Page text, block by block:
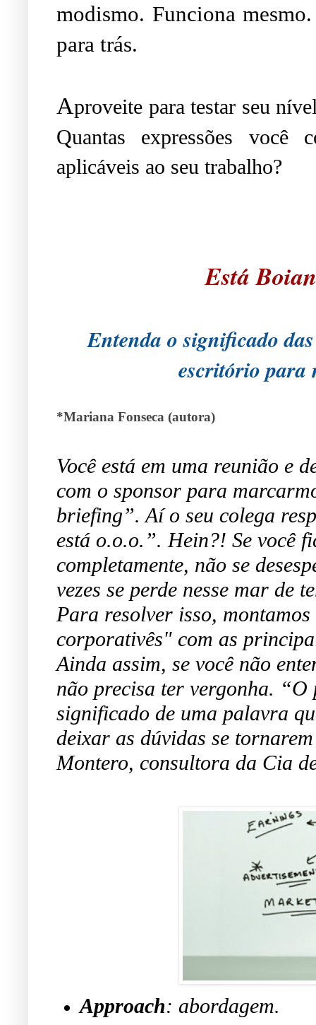
modismo. Funciona
para trás.
Aproveite para testar seu
Quantas expressões você
aplicáveis ao seu trabalho?
Está
Entenda o significado
escritório para
*Mariana Fonseca (autora)
Você está em uma reunião e
com o sponsor para
briefing”. Aí o seu colega
está o.o.o.”. Hein?! Se você
completamente, não se
vezes se perde nesse mar de
Para resolver isso,
corporativês" com as
Ainda assim, se você não
não precisa ter vergonha. “O
significado de uma palavra
deixar as dúvidas se
Montero, consultora da Cia
Approach: abordagem.